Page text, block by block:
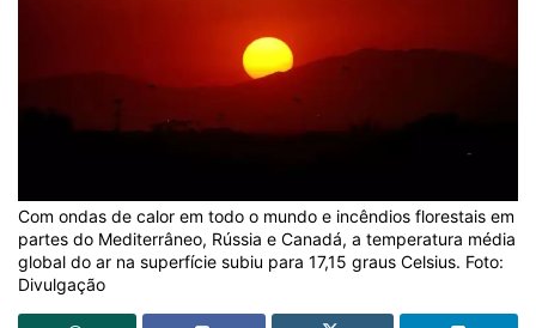
Com ondas de calor em todo o mundo e incêndios florestais em
partes do Mediterrâneo, Rússia e Canadá, a temperatura média
global do ar na superfície subiu para 17,15 graus Celsius. Foto:
Divulgação